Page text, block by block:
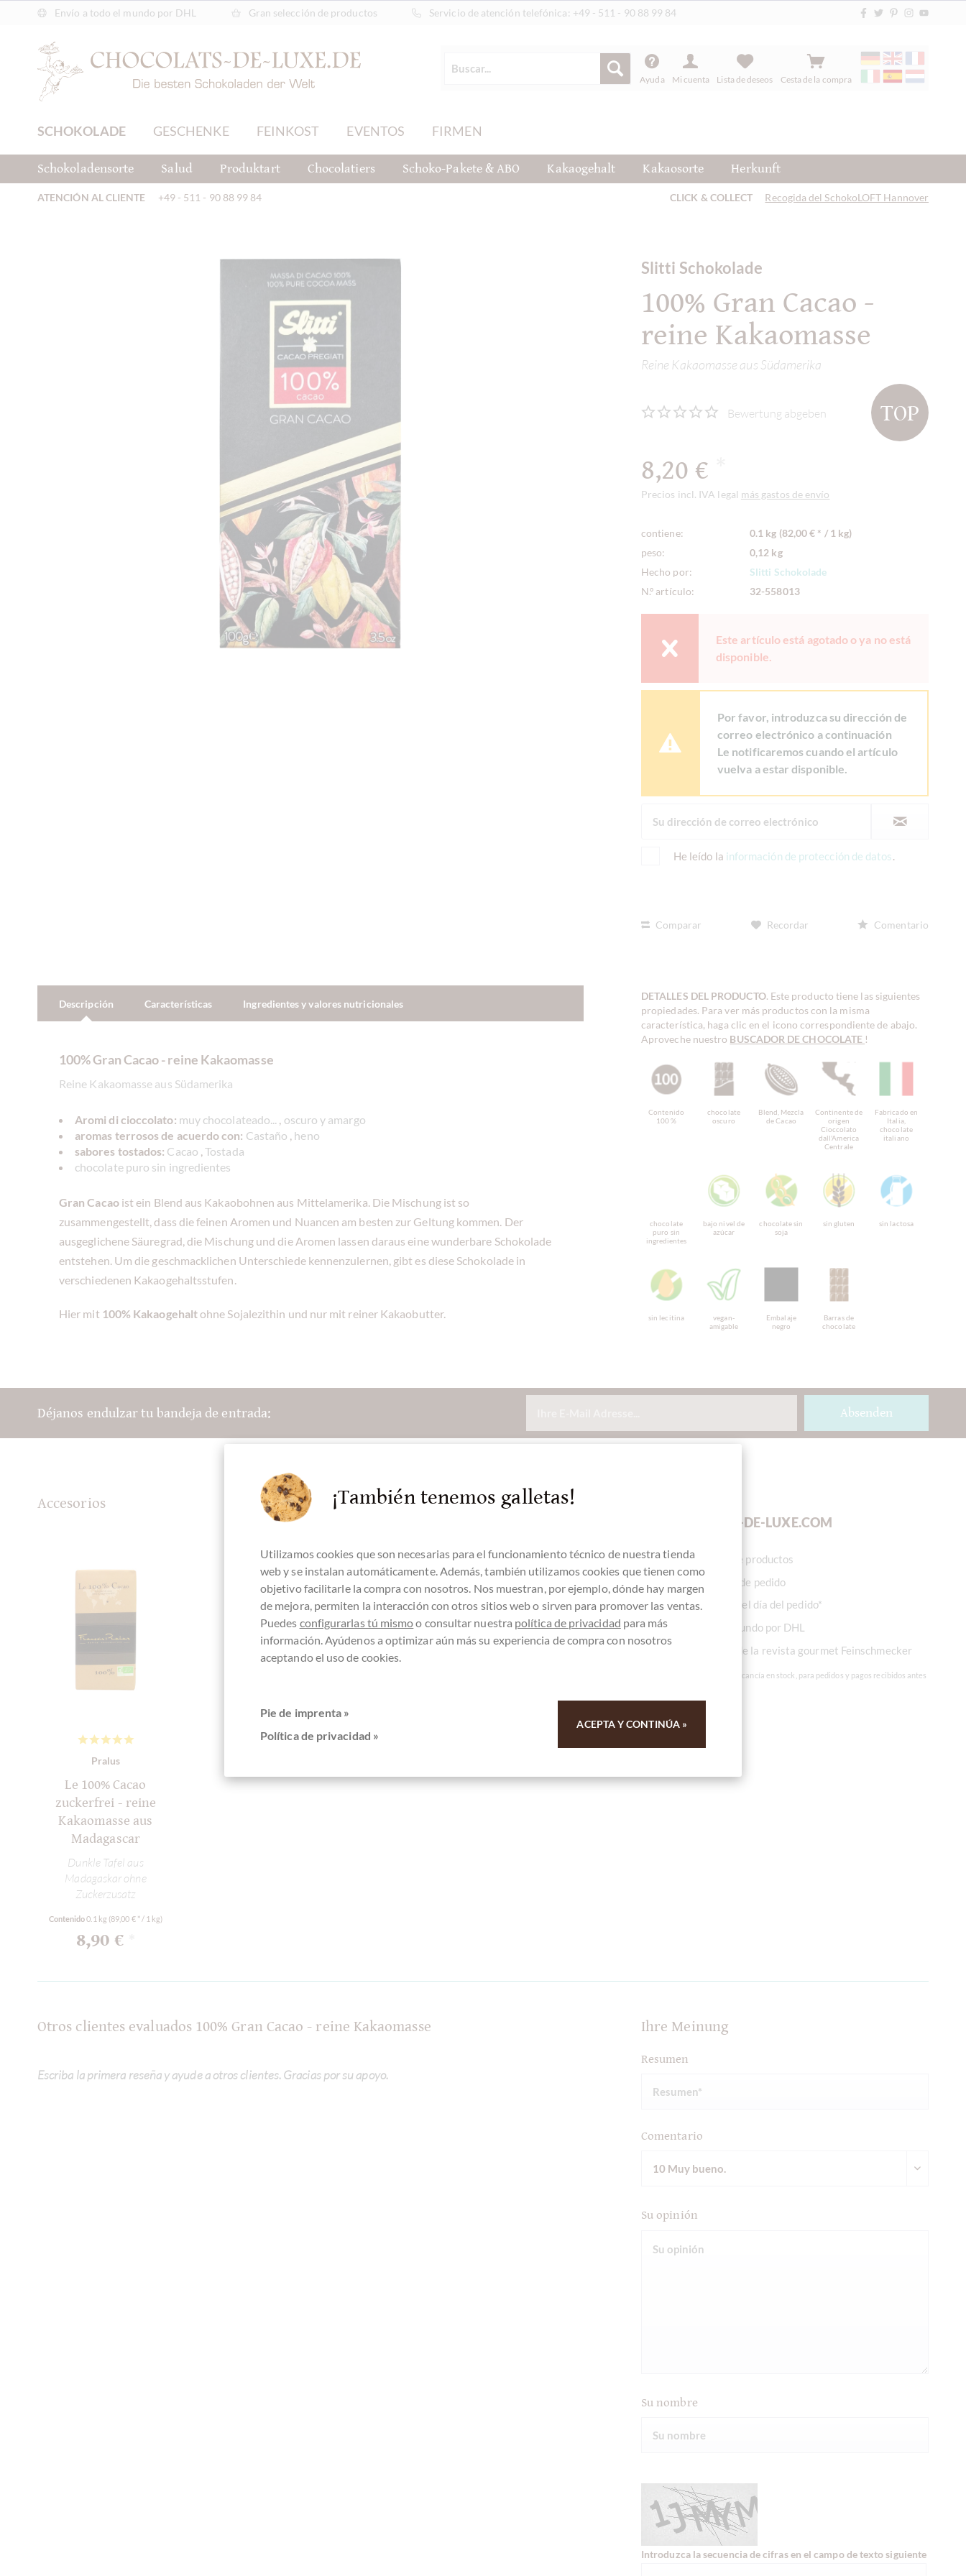
Envío a todo el mundo por DHL Gran selección de productos Servicio de atención telefónica: +49 - 511 - 90 88 99 84
Ayuda Mi cuenta Lista de deseos Cesta de la compra
SCHOKOLADE GESCHENKE FEINKOST EVENTOS FIRMEN
Schokoladensorte Salud Produktart Chocolatiers Schoko-Pakete & ABO Kakaogehalt Kakaosorte Herkunft
ATENCIÓN AL CLIENTE +49 - 511 - 90 88 99 84 CLICK & COLLECT Recogida del SchokoLOFT Hannover
Slitti Schokolade
100% Gran Cacao -
reine Kakaomasse
Reine Kakaomasse aus Südamerika
TOP
Bewertung abgeben
8,20 €
Precios incl. IVA legal más gastos de envío
contiene:
0.1 kg (82,00 € * / 1 kg)
peso:
0,12 kg
Hecho por:
Slitti Schokolade
N.º artículo:
32-558013
Este artículo está agotado o ya no está
disponible.
Por favor, introduzca su dirección de
correo electrónico a continuación
Le notificaremos cuando el artículo
vuelva a estar disponible.
He leído la información de protección de datos.
Comparar Recordar Comentario
Descripción Características Ingredientes y valores nutricionales
100% Gran Cacao - reine Kakaomasse
Reine Kakaomasse aus Südamerika
Aromi di cioccolato: muy chocolateado... , oscuro y amargo
aromas terrosos de acuerdo con: Castaño , heno
sabores tostados: Cacao ,Tostada
chocolate puro sin ingredientes
Gran Cacaoist ein Blend aus Kakaobohnen aus Mittelamerika. Die Mischung ist so
zusammengestellt, dass die feinen Aromen und Nuancen am besten zur Geltung kommen. Der
ausgeglichene Säuregrad, die Mischung und die Aromen lassen daraus eine wunderbare Schokolade
entstehen. Um die geschmacklichen Unterschiede kennenzulernen, gibt es diese Schokolade in
verschiedenen Kakaogehaltsstufen.
Hier mit 100% Kakaogehaltohne Sojalezithin und nur mit reiner Kakaobutter.
DETALLES DEL PRODUCTO. Este producto tiene las siguientes
propiedades. Para ver más productos con la misma
característica, haga clic en el icono correspondiente de abajo.
Aproveche nuestro BUSCADOR DE CHOCOLATE !
Contenido
100 %
chocolate
oscuro
Blend, Mezcla
de Cacao
Continente de
origen
Cioccolato
dall'America
Centrale
Fabricado en
Italia,
chocolate
italiano
chocolate
puro sin
ingredientes
bajo nivel de
azúcar
chocolate sin
soja
sin gluten sin lactosa
sin lecitina
vegan-
amigable
Embalaje
negro
Barras de
chocolate
Déjanos endulzar tu bandeja de entrada: Absenden
Accesorios
Pralus
Le 100% Cacao
zuckerfrei - reine
Kakaomasse aus
Madagascar
Dunkle Tafel aus
Madagaskar ohne
Zuckerzusatz
Contenido0.1 kg (89,00 € * / 1 kg)
8,90 €
CHOCOLATS-DE-LUXE.COM
Gran selección de productos
Sin valor mínimo de pedido
Listo para enviar el día del pedido*
Envío a todo el mundo por DHL
Recomendación de la revista gourmet Feinschmecker
* En días laborables para mercancía en stock, para pedidos y pagos recibidos antes
Otros clientes evaluados 100% Gran Cacao - reine Kakaomasse
Escriba la primera reseña y ayude a otros clientes. Gracias por su apoyo.
Ihre Meinung
Resumen
Comentario
Su opinión
Su nombre
Introduzca la secuencia de cifras en el campo de texto siguiente
¡También tenemos galletas!
Utilizamos cookies que son necesarias para el funcionamiento técnico de nuestra tienda
web y se instalan automáticamente. Además, también utilizamos cookies que tienen como
objetivo facilitarle la compra con nosotros. Nos muestran, por ejemplo, dónde hay margen
de mejora, permiten la interacción con otros sitios web o sirven para promover las ventas.
Puedes configurarlas tú mismoo consultar nuestra política de privacidad para más
información. Ayúdenos a optimizar aún más su experiencia de compra con nosotros
aceptando el uso de cookies.
Pie de imprenta »
Política de privacidad »
ACEPTA Y CONTINÚA »